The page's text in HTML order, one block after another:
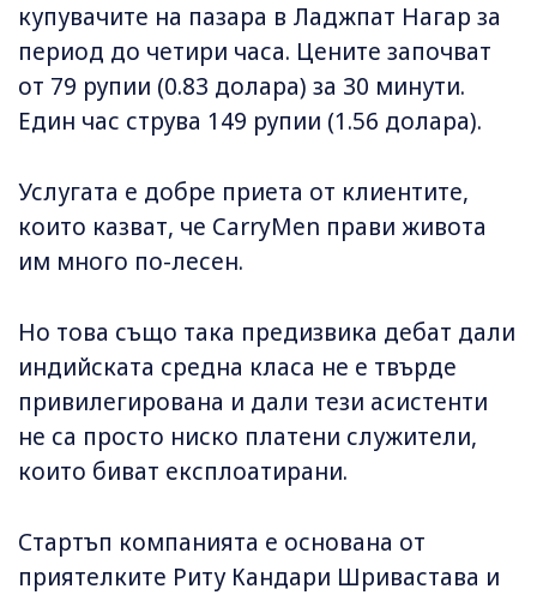
купувачите на пазара в Ладжпат Нагар за
период до четири часа. Цените започват
от 79 рупии (0.83 долара) за 30 минути.
Един час струва 149 рупии (1.56 долара).
Услугата е добре приета от клиентите,
които казват, че CarryMen прави живота
им много по-лесен.
Но това също така предизвика дебат дали
индийската средна класа не е твърде
привилегирована и дали тези асистенти
не са просто ниско платени служители,
които биват експлоатирани.
Стартъп компанията е основана от
приятелките Риту Кандари Шривастава и